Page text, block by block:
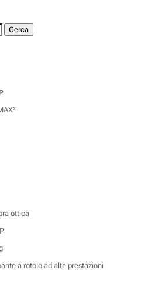
Cerca
ottica
a rotolo ad alte prestazioni